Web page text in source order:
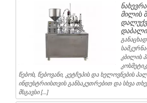
მილის
კბილის
წებოს, წებოვანი, კეტჩუპის და ხელოვნების
ინდუსტრიისთვის განსაკუთრებით და სხვა
მსგავსი […]